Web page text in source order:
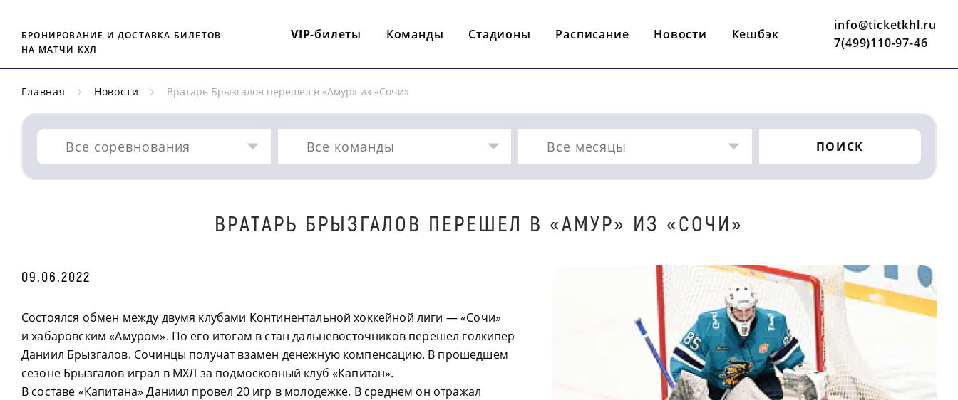
БРОНИРОВАНИЕ И ДОСТАВКА БИЛЕТОВ
НА МАТЧИ КХЛ
VIP-билеты Команды Стадионы Расписание Новости Кешбэк
info@ticketkhl.ru
7(499)110-97-46
Главная Новости Вратарь Брызгалов перешел в «Амур» из «Сочи»
Все соревнования Все команды Все месяцы ПОИСК
ВРАТАРЬ БРЫЗГАЛОВ ПЕРЕШЕЛ В «АМУР» ИЗ «СОЧИ»
09.06.2022
Состоялся обмен между двумя клубами Континентальной хоккейной лиги — «Сочи»
и хабаровским «Амуром». По его итогам в стан дальневосточников перешел голкипер
Даниил Брызгалов. Сочинцы получат взамен денежную компенсацию. В прошедшем
сезоне Брызгалов играл в МХЛ за подмосковный клуб «Капитан».
В составе «Капитана» Даниил провел 20 игр в молодежке. В среднем он отражал